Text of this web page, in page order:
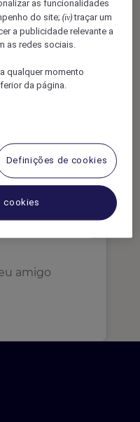
as funcionalidades
do site;(iv)traçar um
a publicidade relevante a
as redes sociais.
qualquer momento
da página.
Definições de cookies
cookies